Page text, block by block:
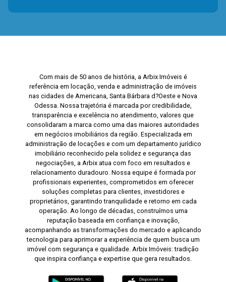
Com mais de 50 anos de história, a Arbix Imóveis é
referência em locação, venda e administração de imóveis
nas cidades de Americana, Santa Bárbara d?Oeste e Nova
Odessa. Nossa trajetória é marcada por credibilidade,
transparência e excelência no atendimento, valores que
consolidaram a marca como uma das maiores autoridades
em negócios imobiliários da região. Especializada em
administração de locações e com um departamento jurídico
imobiliário reconhecido pela solidez e segurança das
negociações, a Arbix atua com foco em resultados e
relacionamento duradouro. Nossa equipe é formada por
profissionais experientes, comprometidos em oferecer
soluções completas para clientes, investidores e
proprietários, garantindo tranquilidade e retorno em cada
operação. Ao longo de décadas, construímos uma
reputação baseada em confiança e inovação,
acompanhando as transformações do mercado e aplicando
tecnologia para aprimorar a experiência de quem busca um
imóvel com segurança e qualidade. Arbix Imóveis: tradição
que inspira confiança e expertise que gera resultados.